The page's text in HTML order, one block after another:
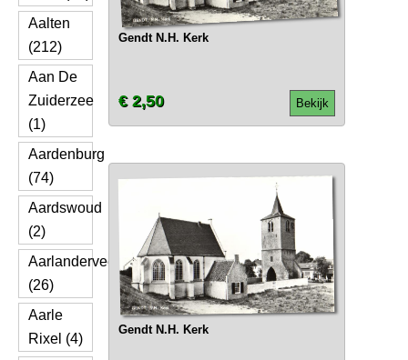
Aalten
(212)
Aan De
Zuiderzee
(1)
Aardenburg
(74)
Aardswoud
(2)
Aarlanderveen
(26)
Aarle
Rixel (4)
Gendt N.H. Kerk
Bekijk
€ 2,50
Gendt N.H. Kerk